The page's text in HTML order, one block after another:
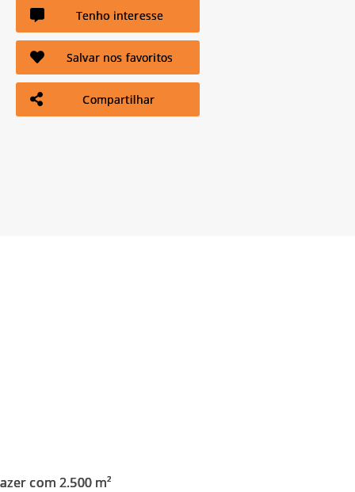
Tenho interesse
Salvar nos favoritos
Compartilhar
com 2.500 m²